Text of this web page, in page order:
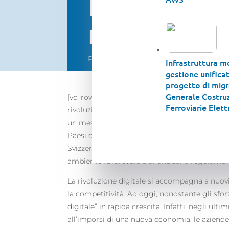
Infrastruttura
gestione
progetto di
Generale
Ferroviarie
Pubblicato in data 8 Agosto 2016
[vc_row][vc_column][vc_column_text] Come
rivoluzione digitale che cambiano
un mese fa, il quale si concentra sul tema
Paesi che si distinguono in termini di
Svizzera, Svezia, Israele, Singapore, Paesi
ambiente favorevole e di una sana
La rivoluzione digitale si accompagna a
la competitività. Ad oggi, nonostante gli
digitale” in rapida crescita. Infatti, negli
all’imporsi di una nuova economia, le